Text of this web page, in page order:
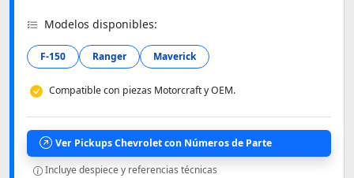
Modelos disponibles:
F-150 Ranger Maverick
Compatible con piezas Motorcraft y OEM.
Ver Pickups Chevrolet con Números de Parte
Incluye despiece y referencias técnicas